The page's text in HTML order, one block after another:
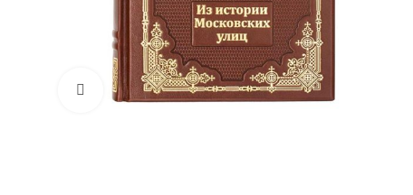
Увеличить